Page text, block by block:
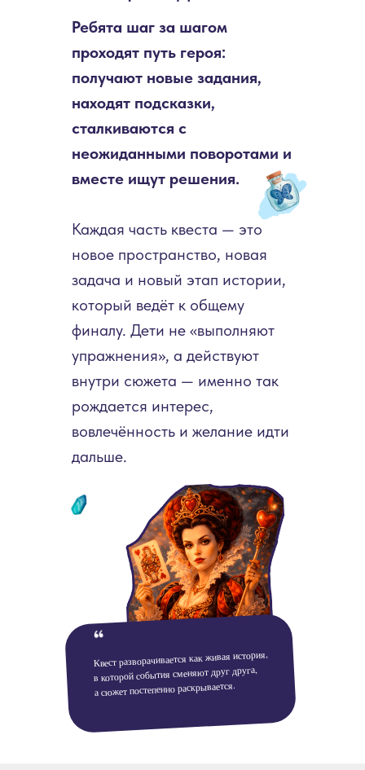
Ребята шаг за шагом
проходят путь героя:
получают новые задания,
находят подсказки,
сталкиваются с
неожиданными поворотами и
вместе ищут решения.
Каждая часть квеста — это
новое пространство, новая
задача и новый этап истории,
который ведёт к общему
финалу. Дети не «выполняют
упражнения», а действуют
внутри сюжета — именно так
рождается интерес,
вовлечённость и желание идти
дальше.
Квест разворачивается как живая история,
в которой события сменяют друг друга,
а сюжет постепенно раскрывается.